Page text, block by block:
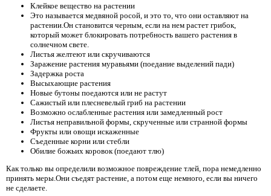
Клейкое вещество на растении
Это называется медвяной росой, и это то, что они оставляют на
растении.Он становится черным, если на нем растет грибок,
который может блокировать потребность вашего растения в
солнечном свете.
Листья желтеют или скручиваются
Заражение растения муравьями (поедание выделений пади)
Задержка роста
Высыхающие растения
Новые бутоны поедаются или не растут
Сажистый или плесневелый гриб на растении
Возможно ослабленные растения или замедленный рост
Листья неправильной формы, скрученные или странной формы
Фрукты или овощи искаженные
Съеденные корни или стебли
Обилие божьих коровок (поедают тлю)
Как только вы определили возможное повреждение тлей, пора немедленно
принять меры.Они съедят растение, а потом еще немного, если вы ничего
не сделаете.